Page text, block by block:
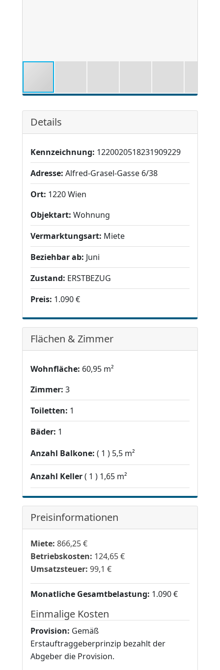
Details
Kennzeichnung: 1220020518231909229
Adresse: Alfred-Grasel-Gasse 6/38
Ort: 1220 Wien
Objektart: Wohnung
Vermarktungsart: Miete
Beziehbar ab: Juni
Zustand: ERSTBEZUG
Preis: 1.090 €
Flächen & Zimmer
Wohnfläche: 60,95 m²
Zimmer: 3
Toiletten: 1
Bäder: 1
Anzahl Balkone:
1 5,5 m²
Anzahl Keller 1 1,65 m²
Preisinformationen
Miete: 866,25 €
Betriebskosten: 124,65 €
Umsatzsteuer: 99,1 €
Monatliche Gesamtbelastung: 1.090 €
Einmalige Kosten
Provision: Gemäß
Erstauftraggeberprinzip bezahlt der
Abgeber die Provision.